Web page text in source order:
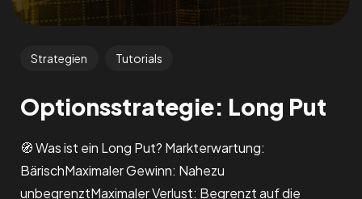
Strategien Tutorials
Optionsstrategie: Long Put
🧭 Was ist ein Long Put? Markterwartung:
BärischMaximaler Gewinn: Nahezu
unbegrenztMaximaler Verlust: Begrenzt auf die